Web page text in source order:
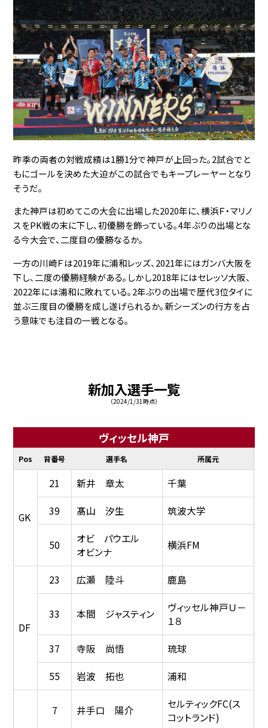
昨季の両者の対戦成績は1勝1分で神戸が上回った。2試合でと
もにゴールを決めた大迫がこの試合でもキープレーヤーとなり
そうだ。
また神戸は初めてこの大会に出場した2020年に、横浜Ｆ・マリノ
スをPK戦の末に下し、初優勝を飾っている。4年ぶりの出場とな
る今大会で、二度目の優勝なるか。
一方の川崎Ｆは2019年に浦和レッズ、2021年にはガンバ大阪を
下し、二度の優勝経験がある。しかし2018年にはセレッソ大阪、
2022年には浦和に敗れている。2年ぶりの出場で歴代3位タイに
並ぶ三度目の優勝を成し遂げられるか。新シーズンの行方を占
う意味でも注目の一戦となる。
新加入選手一覧
（2024/1/31時点）
ヴィッセル神戸
Pos 背番号 選手名 所属元
GK
21 新井 章太
千葉
39
髙山 汐生 筑波大学
50
オビ パウエル
オビンナ
横浜FM
DF
23 広瀬 陸斗 鹿島
33 本間 ジャスティン
ヴィッセル神戸Ｕ－
１８
37
寺阪 尚悟
琉球
55
岩波 拓也 浦和
7 井手口 陽介
セルティックFC(ス
コットランド)